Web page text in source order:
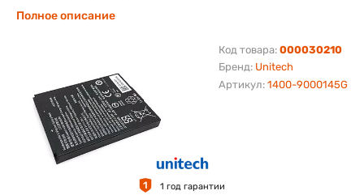
Бренд: Unitech
Код товара: 000030210
Артикул: 1400-9000145G
Полное описание
1 1 год гарантии